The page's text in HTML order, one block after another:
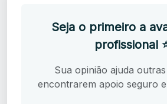
Seja o primeiro a
profissional
Sua opinião ajuda
encontrarem apoio seguro e